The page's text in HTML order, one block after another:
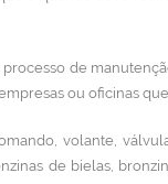
processo de
ou oficinas
volante,
de bielas,